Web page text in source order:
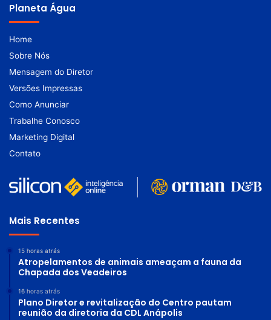
Planeta Água
Home
Sobre Nós
Mensagem do Diretor
Versões Impressas
Como Anunciar
Trabalhe Conosco
Marketing Digital
Contato
Mais Recentes
15 horas atrás
Atropelamentos de animais ameaçam a fauna da
Chapada dos Veadeiros
16 horas atrás
Plano Diretor e revitalização do Centro pautam
reunião da diretoria da CDL Anápolis